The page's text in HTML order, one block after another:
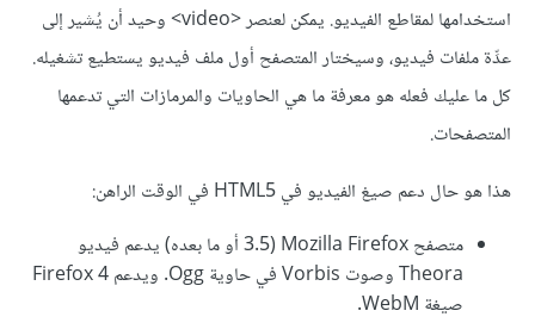
استخدامها لمقاطع الفيديو. يمكن لعنصر <video> وحيد أن يُشير إلى
عدِّة ملفات فيديو، وسيختار المتصفح أول ملف فيديو يستطيع تشغيله.
كل ما عليك فعله هو معرفة ما هي الحاويات والمرمازات التي تدعمها
المتصفحات.
هذا هو حال دعم صيغ الفيديو في HTML5 في الوقت الراهن:
متصفح Mozilla Firefox ‏(3.5 أو ما بعده) يدعم فيديو
Theora وصوت Vorbis في حاوية Ogg. ويدعم Firefox 4
صيغة WebM.